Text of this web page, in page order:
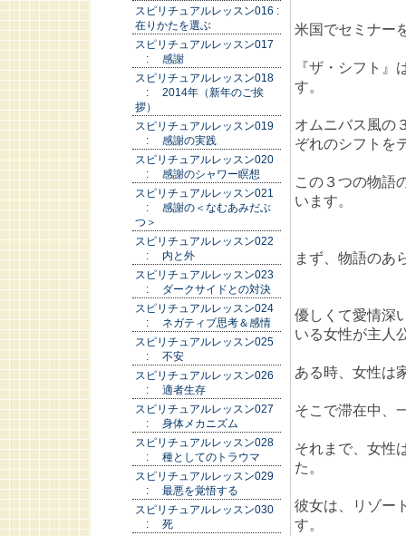
米国でセミナー
『ザ・シフト
す。
オムニバス風の
ぞれのシフトを
この３つの物語
います。
まず、物語のあ
優しくて愛情深
いる女性が主人
ある時、女性は
そこで滞在中、
それまで、女性
た。
彼女は、リゾー
す。
スピリチュアルレッスン016 :
在りかたを選ぶ
スピリチュアルレッスン017
: 感謝
スピリチュアルレッスン018
: 2014年（新年のご挨
拶）
スピリチュアルレッスン019
: 感謝の実践
スピリチュアルレッスン020
: 感謝のシャワー瞑想
スピリチュアルレッスン021
: 感謝の＜なむあみだぶ
つ＞
スピリチュアルレッスン022
: 内と外
スピリチュアルレッスン023
: ダークサイドとの対決
スピリチュアルレッスン024
: ネガティブ思考＆感情
スピリチュアルレッスン025
: 不安
スピリチュアルレッスン026
: 適者生存
スピリチュアルレッスン027
: 身体メカニズム
スピリチュアルレッスン028
: 種としてのトラウマ
スピリチュアルレッスン029
: 最悪を覚悟する
スピリチュアルレッスン030
: 死